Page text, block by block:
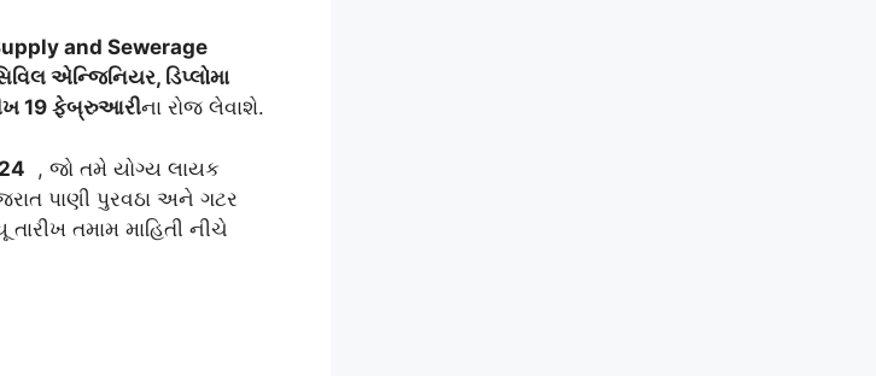
and Sewerage
એન્જિનિયર, ડિપ્લોમા
19 ફેબ્રુઆરીના રોજ લેવાશે.
, જો તમે યોગ્ય લાયક
પાણી પુરવઠા અને ગટર
તમામ માહિતી નીચે